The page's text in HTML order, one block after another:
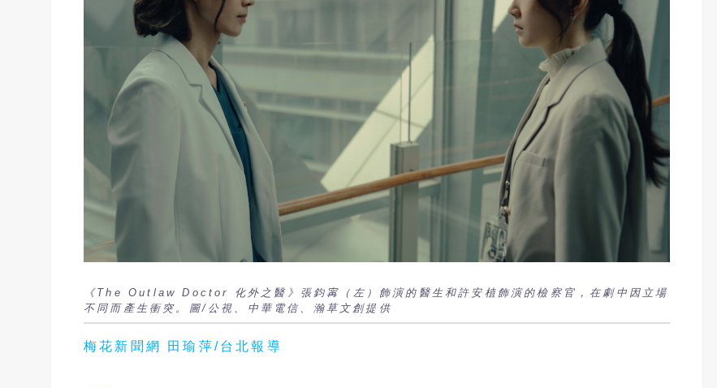
《The Outlaw Doctor 化外之醫》張鈞𡩋（左）飾演的醫生和許安植飾演的檢察官，在劇中因立場
不同而產生衝突。圖/公視、中華電信、瀚草文創提供
梅花新聞網 田瑜萍/台北報導